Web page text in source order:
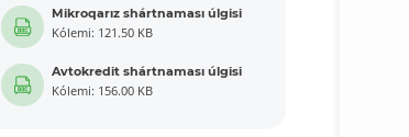
Mikroqarız shártnaması úlgisi
Kólemi: 121.50 KB
Avtokredit shártnaması úlgisi
Kólemi: 156.00 KB